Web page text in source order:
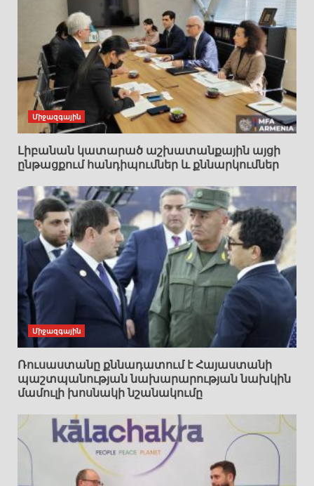
Միջազգային
Լիբանան կատարած աշխատանքային այցի
ընթացքում հանդիպումներ և քննարկումներ
Միջազգային
Ռուսաստանը քննադատում է Հայաստանի
պաշտպանության նախարարության նախկին
մամուլի խոսնակի նշանակումը